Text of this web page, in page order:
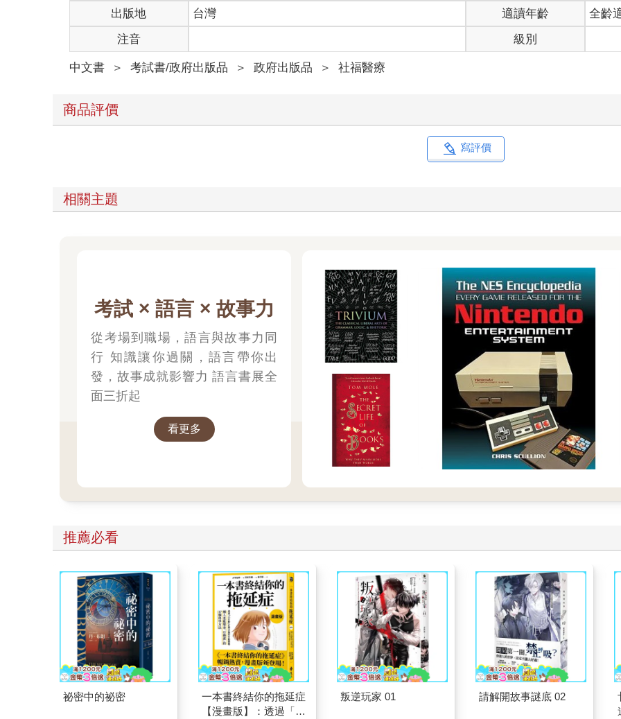
出版地
台灣 適讀年齡
全齡
注音
級別
中文書 ＞ 考試書/政府出版品 ＞ 政府出版品 ＞ 社福醫療
商品評價
寫評價
相關主題
考試 × 語言 × 故事力
從考場到職場，語言與故事力同
行 知識讓你過關，語言帶你出
發，故事成就影響力 語言書展全
面三折起
看更多
推薦必看
祕密中的祕密
一本書終結你的拖延症
【漫畫版】：透過「小
叛逆玩家 01 請解開故事謎底 02